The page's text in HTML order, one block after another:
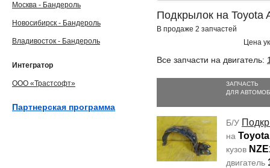
Подкрылок на Toyota
В продаже 2 запчастей
Цена
Все запчасти на двигатель:
ЗАПЧАСТЬ
ДЛЯ
Б/У
на
кузов
двигатель
Москва - Бандероль
Новосибирск - Бандероль
Владивосток - Бандероль
Интегратор
ООО «Трастсофт»
Партнерская программа